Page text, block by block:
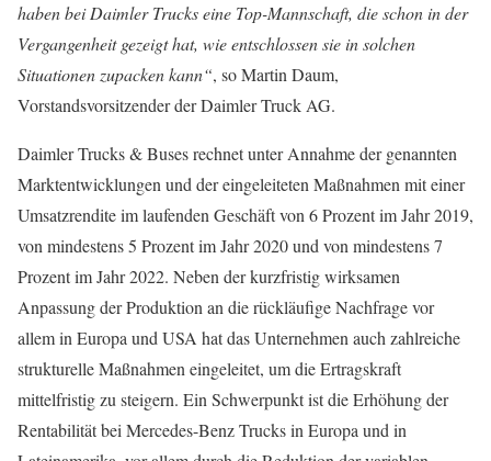
haben bei Daimler Trucks eine Top-Mannschaft, die schon in der
Vergangenheit gezeigt hat, wie entschlossen sie in solchen
Situationen zupacken kann“, so Martin Daum,
Vorstandsvorsitzender der Daimler Truck AG.
Daimler Trucks & Buses rechnet unter Annahme der genannten
Marktentwicklungen und der eingeleiteten Maßnahmen mit einer
Umsatzrendite im laufenden Geschäft von 6 Prozent im Jahr 2019,
von mindestens 5 Prozent im Jahr 2020 und von mindestens 7
Prozent im Jahr 2022. Neben der kurzfristig wirksamen
Anpassung der Produktion an die rückläufige Nachfrage vor
allem in Europa und USA hat das Unternehmen auch zahlreiche
strukturelle Maßnahmen eingeleitet, um die Ertragskraft
mittelfristig zu steigern. Ein Schwerpunkt ist die Erhöhung der
Rentabilität bei Mercedes-Benz Trucks in Europa und in